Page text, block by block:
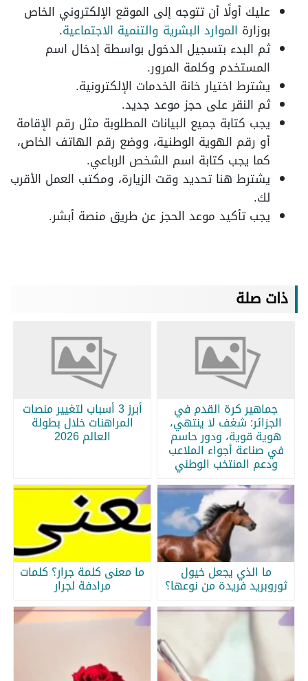
عليك أولًا أن تتوجه إلى الموقع الإلكتروني الخاص
بوزارة الموارد البشرية والتنمية الاجتماعية.
ثم البدء بتسجيل الدخول بواسطة إدخال اسم
المستخدم وكلمة المرور.
يشترط اختيار خانة الخدمات الإلكترونية.
ثم النقر على حجز موعد جديد.
يجب كتابة جميع البيانات المطلوبة مثل رقم الإقامة
أو رقم الهوية الوطنية، ووضع رقم الهاتف الخاص،
كما يجب كتابة اسم الشخص الرباعي.
يشترط هنا تحديد وقت الزيارة، ومكتب العمل الأقرب
لك.
يجب تأكيد موعد الحجز عن طريق منصة أبشر.
ذات صلة
جماهير كرة القدم في
الجزائر: شغف لا ينتهي،
هوية قوية، ودور حاسم
في صناعة أجواء الملاعب
ودعم المنتخب الوطني
أبرز 3 أسباب لتغيير منصات
المراهنات خلال بطولة
العالم 2026
ما الذي يجعل خيول
ثوروبريد فريدة من نوعها؟
ما معنى كلمة جرار؟ كلمات
مرادفة لجرار